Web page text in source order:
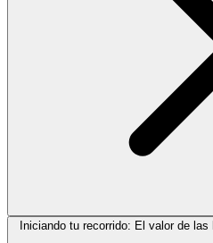
Iniciando tu recorrido: El valor de